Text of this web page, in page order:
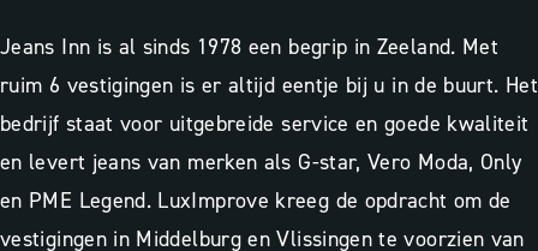
Jeans Inn is al sinds 1978 een begrip in Zeeland. Met
ruim 6 vestigingen is er altijd eentje bij u in de buurt. Het
bedrijf staat voor uitgebreide service en goede kwaliteit
en levert jeans van merken als G-star, Vero Moda, Only
en PME Legend. LuxImprove kreeg de opdracht om de
vestigingen in Middelburg en Vlissingen te voorzien van